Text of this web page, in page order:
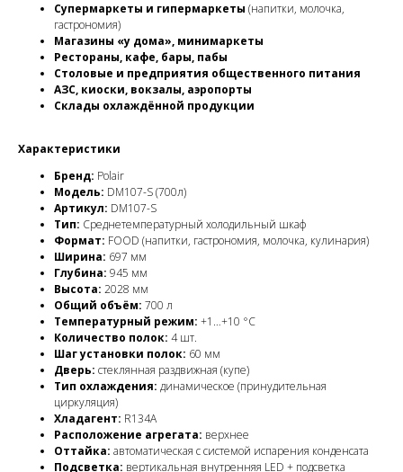
Супермаркеты и гипермаркеты (напитки, молочка,
гастрономия)
Магазины «у дома», минимаркеты
Рестораны, кафе, бары, пабы
Столовые и предприятия общественного питания
АЗС, киоски, вокзалы, аэропорты
Склады охлаждённой продукции
Характеристики
Бренд: Polair
Модель: DM107-S (700л)
Артикул: DM107-S
Тип: Среднетемпературный холодильный шкаф
Формат: FOOD (напитки, гастрономия, молочка, кулинария)
Ширина: 697 мм
Глубина: 945 мм
Высота: 2028 мм
Общий объём: 700 л
Температурный режим: +1…+10 °C
Количество полок: 4 шт.
Шаг установки полок: 60 мм
Дверь: стеклянная раздвижная (купе)
Тип охлаждения: динамическое (принудительная
циркуляция)
Хладагент: R134A
Расположение агрегата: верхнее
Оттайка: автоматическая с системой испарения конденсата
Подсветка: вертикальная внутренняя LED + подсветка